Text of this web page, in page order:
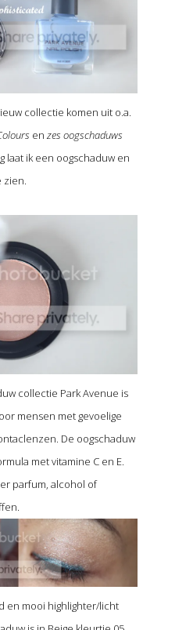
collectie komen uit o.a.
en zes oogschaduws
laat ik een oogschaduw en
zien.
collectie Park Avenue is
mensen met gevoelige
De oogschaduw
met vitamine C en E.
parfum, alcohol of
en mooi highlighter/licht